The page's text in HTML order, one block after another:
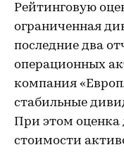
Рейтинговую
ограниченная
последние два
операционных
компания
стабильные
При этом
стоимости